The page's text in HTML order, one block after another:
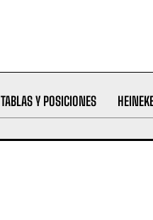
TABLAS Y POSICIONES